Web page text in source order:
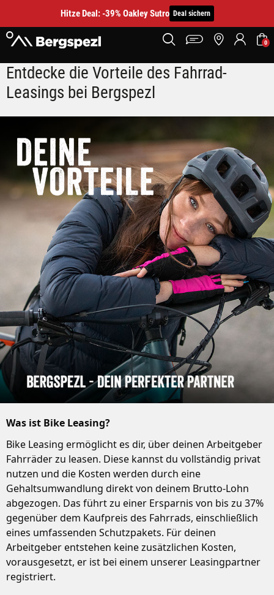
Hitze Deal: -39% Oakley Sutro Deal sichern
0
Mitarbeitervorteile Leasing
Entdecke die Vorteile des Fahrrad-
Leasings bei Bergspezl
Was ist Bike Leasing?
Bike Leasing ermöglicht es dir, über deinen Arbeitgeber
Fahrräder zu leasen. Diese kannst du vollständig privat
nutzen und die Kosten werden durch eine
Gehaltsumwandlung direkt von deinem Brutto-Lohn
abgezogen. Das führt zu einer Ersparnis von bis zu 37%
gegenüber dem Kaufpreis des Fahrrads, einschließlich
eines umfassenden Schutzpakets. Für deinen
Arbeitgeber entstehen keine zusätzlichen Kosten,
vorausgesetzt, er ist bei einem unserer Leasingpartner
registriert.